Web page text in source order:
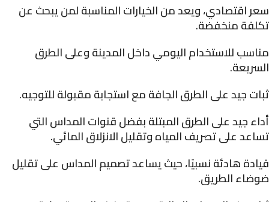
سعر اقتصادي، ويعد من الخيارات المناسبة لمن يبحث عن
تكلفة منخفضة.
مناسب للاستخدام اليوميداخل المدينة وعلى الطرق
السريعة.
ثبات جيد على الطرق الجافةمع استجابة مقبولة للتوجيه.
أداء جيد على الطرق المبتلةبفضل قنوات المداس التي
تساعد على تصريف المياه وتقليل الانزلاق المائي.
قيادة هادئة نسبيًا، حيث يساعد تصميم المداس على تقليل
ضوضاء الطريق.